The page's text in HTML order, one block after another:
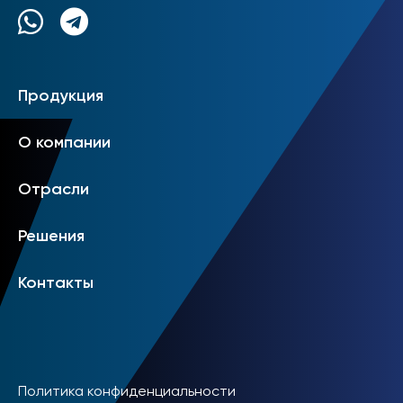
Продукция
О компании
Отрасли
Решения
Контакты
Политика конфиденциальности